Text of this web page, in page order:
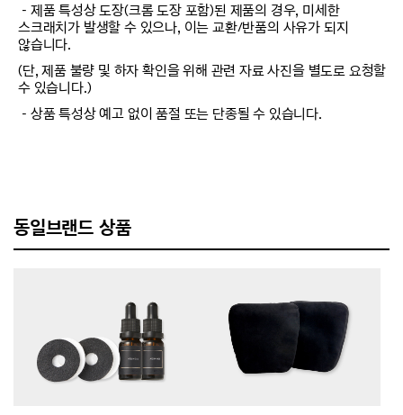
－제품 특성상 도장(크롬 도장 포함)된 제품의 경우, 미세한
스크래치가 발생할 수 있으나, 이는 교환/반품의 사유가 되지
않습니다.
(단, 제품 불량 및 하자 확인을 위해 관련 자료 사진을 별도로 요청할
수 있습니다.)
－상품 특성상 예고 없이 품절 또는 단종될 수 있습니다.
동일브랜드 상품